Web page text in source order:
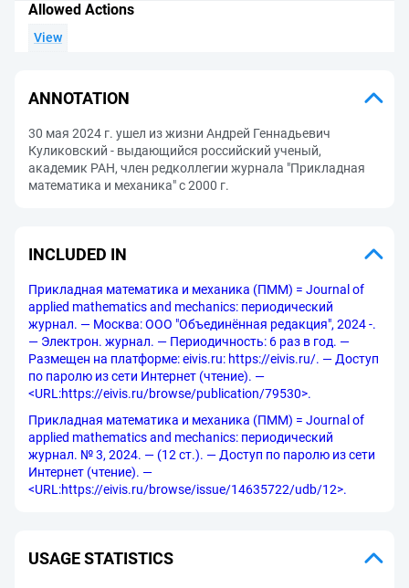
Allowed Actions
View
ANNOTATION
30 мая 2024 г. ушел из жизни Андрей Геннадьевич
Куликовский - выдающийся российский ученый,
академик РАН, член редколлегии журнала "Прикладная
математика и механика" с 2000 г.
INCLUDED IN
Прикладная математика и механика (ПММ) = Journal of
applied mathematics and mechanics: периодический
журнал. — Москва: ООО "Объединённая редакция", 2024 -.
— Электрон. журнал. — Периодичность: 6 раз в год. —
Размещен на платформе: eivis.ru: https://eivis.ru/. — Доступ
по паролю из сети Интернет (чтение). —
<URL:https://eivis.ru/browse/publication/79530>.
Прикладная математика и механика (ПММ) = Journal of
applied mathematics and mechanics: периодический
журнал. № 3, 2024. — (12 ст.). — Доступ по паролю из сети
Интернет (чтение). —
<URL:https://eivis.ru/browse/issue/14635722/udb/12>.
USAGE STATISTICS